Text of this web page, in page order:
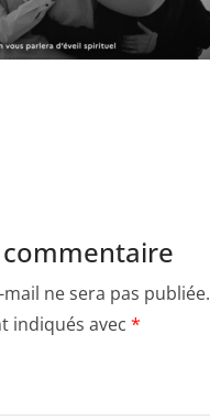
ne sera pas publiée.
indiqués avec *